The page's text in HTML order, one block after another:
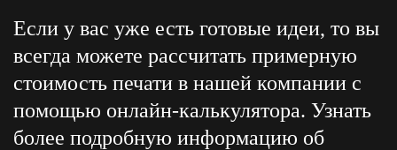
Если у вас уже есть готовые идеи, то вы
всегда можете рассчитать примерную
стоимость печати в нашей компании с
помощью онлайн-калькулятора. Узнать
более подробную информацию об